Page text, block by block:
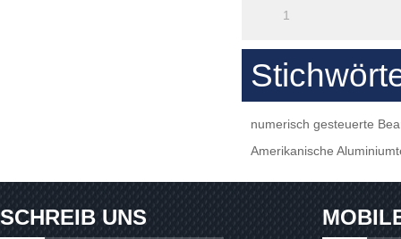
1
numerisch gesteuerte
Amerikanische
SCHREIB UNS